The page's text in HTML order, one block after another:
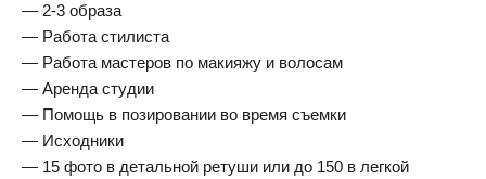
2-3 образа
Работа стилиста
Работа мастеров по макияжу и волосам
Аренда студии
Помощь в позировании во время съемки
Исходники
15 фото в детальной ретуши или до 150 в легкой